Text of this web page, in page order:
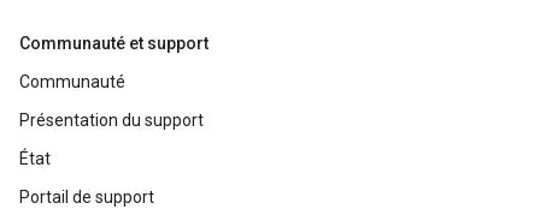
Communauté et support
Communauté
Présentation du support
État
Portail de support